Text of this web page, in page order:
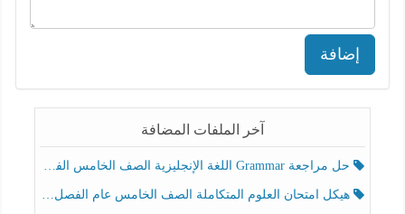
إضافة
آخر الملفات المضافة
حل مراجعة Grammar اللغة الإنجليزية الصف الخامس الفصل الثالث
هيكل امتحان العلوم المتكاملة الصف الخامس عام الفصل الدراسي الثالث 2025-2026